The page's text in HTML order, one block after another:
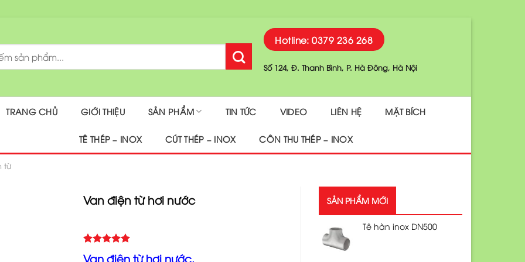
Hotline: 0379 236 268
Số 124, Đ. Thanh Bình, P. Hà Đông, Hà Nội
TRANG CHỦ GIỚI THIỆU SẢN PHẨM TIN TỨC VIDEO LIÊN HỆ MẶT BÍCH
TÊ THÉP – INOX CÚT THÉP – INOX CÔN THU THÉP – INOX
từ
Van điện từ hơi nước
5.00
Van điện từ hơi nước.
SẢN PHẨM MỚI
Tê hàn inox DN500